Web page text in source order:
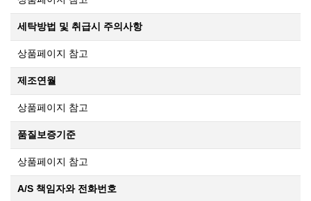
세탁방법 및 취급시 주의사항
상품페이지 참고
제조연월
상품페이지 참고
품질보증기준
상품페이지 참고
A/S 책임자와 전화번호